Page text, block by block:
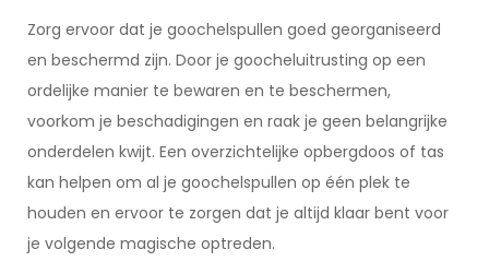
Zorg ervoor dat je goochelspullen goed georganiseerd
en beschermd zijn. Door je goocheluitrusting op een
ordelijke manier te bewaren en te beschermen,
voorkom je beschadigingen en raak je geen belangrijke
onderdelen kwijt. Een overzichtelijke opbergdoos of tas
kan helpen om al je goochelspullen op één plek te
houden en ervoor te zorgen dat je altijd klaar bent voor
je volgende magische optreden.